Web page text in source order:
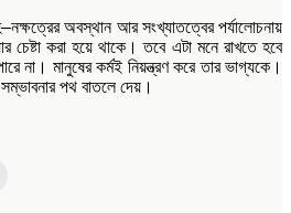
অবস্থান আর সংখ্যাতত্বের পর্যালোচনায়
চেষ্টা করা হয়ে থাকে। তবে এটা মনে রাখতে হবে
না। মানুষের কর্মই নিয়ন্ত্রণ করে তার ভাগ্যকে।
পথ বাতলে দেয়।